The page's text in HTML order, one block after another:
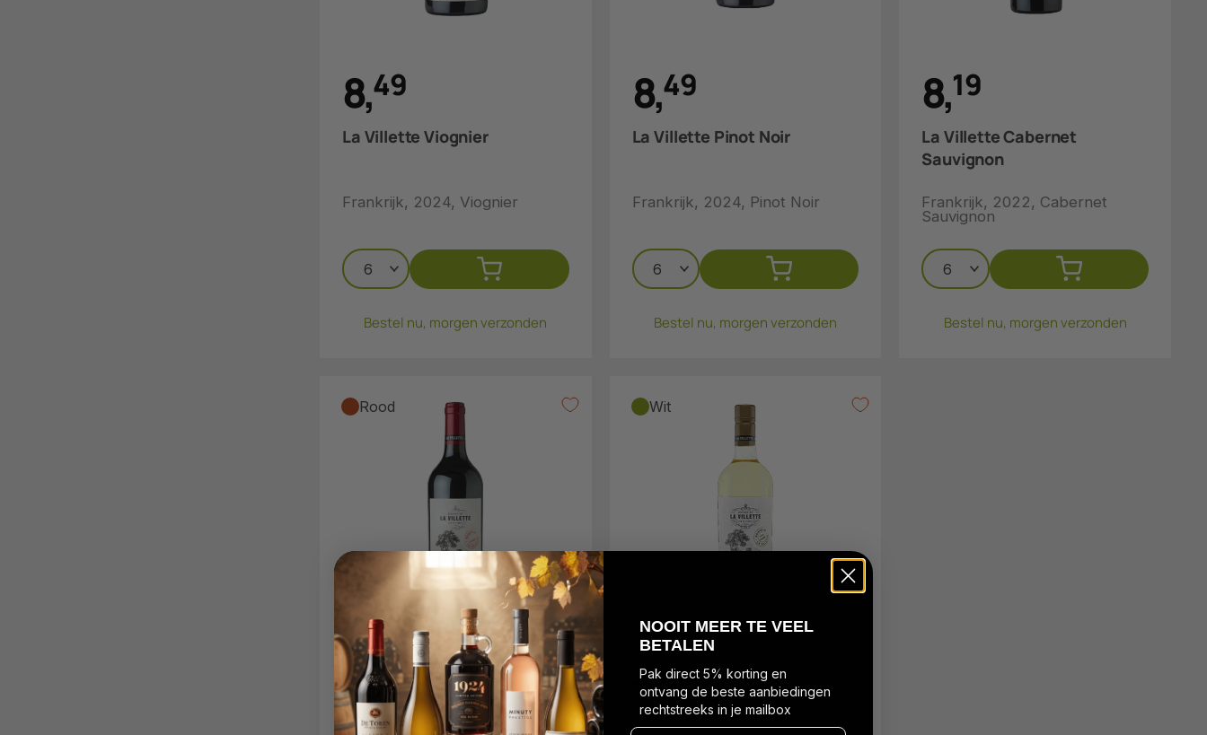
8,49
La Villette Viognier
Frankrijk, 2024, Viognier
Bestel nu, morgen verzonden
8,49
La Villette Pinot Noir
Frankrijk, 2024, Pinot Noir
Bestel nu, morgen verzonden
8,19
La Villette Cabernet
Sauvignon
Frankrijk, 2022, Cabernet
Sauvignon
Bestel nu, morgen verzonden
Rood
8,19
Wit
7,95
NOOIT MEER TE VEEL
BETALEN
Pak direct 5% korting en
ontvang de beste aanbiedingen
rechtstreeks in je mailbox
Vul hier je maildres in...